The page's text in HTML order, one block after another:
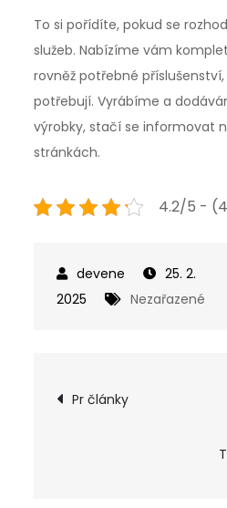
To si pořídíte, pokud se
služeb. Nabízíme vám
rovněž potřebné
potřebují. Vyrábíme a
výrobky, stačí se informovat
stránkách.
4.2/5 -
25. 2.
2025
Nezařazené
Navigace
Pr články